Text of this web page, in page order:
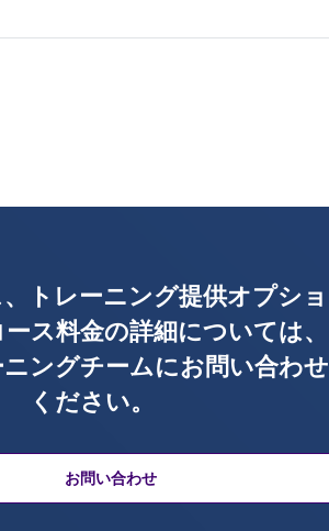
トレーニング提供オプショ
ス料金の詳細については、
ングチームにお問い合わせ
ください。
お問い合わせ